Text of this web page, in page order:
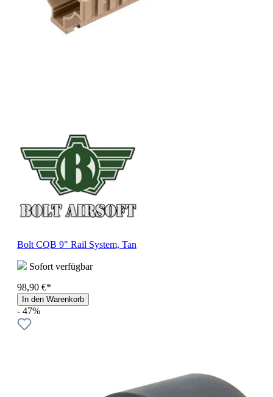
Bolt CQB 9" Rail System, Tan
Sofort verfügbar
98,90 €*
In den Warenkorb
- 47%